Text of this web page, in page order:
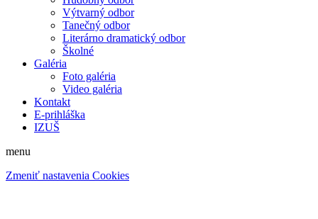
Výtvarný odbor
Tanečný odbor
Literárno dramatický odbor
Školné
Galéria
Foto galéria
Video galéria
Kontakt
E-prihláška
IZUŠ
menu
Zmeniť nastavenia Cookies